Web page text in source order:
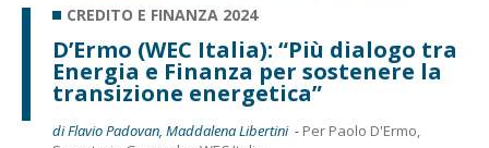
CREDITO E FINANZA 2024
D’Ermo (WEC Italia): “Più dialogo tra
Energia e Finanza per sostenere la
transizione energetica”
di Flavio Padovan, Maddalena Libertini - Per Paolo D'Ermo,